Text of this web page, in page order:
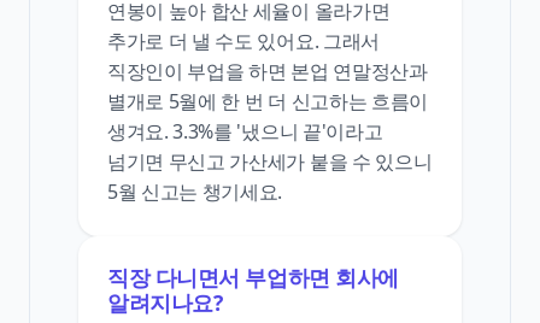
연봉이 높아 합산 세율이 올라가면
추가로 더 낼 수도 있어요. 그래서
직장인이 부업을 하면 본업 연말정산과
별개로 5월에 한 번 더 신고하는 흐름이
생겨요. 3.3%를 '냈으니 끝'이라고
넘기면 무신고 가산세가 붙을 수 있으니
5월 신고는 챙기세요.
직장 다니면서 부업하면 회사에
알려지나요?